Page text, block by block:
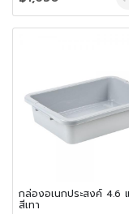
กล่องอเนกประสงค์ 4.6
สีเทา